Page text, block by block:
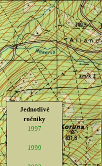
Jednotlivé
ročníky
1997
1999